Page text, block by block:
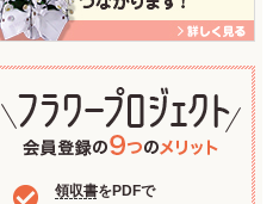
領収書をPDFで